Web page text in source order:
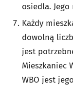
osiedla.
Każdy
dowolną
jest
Mieszkaniec
WBO jest